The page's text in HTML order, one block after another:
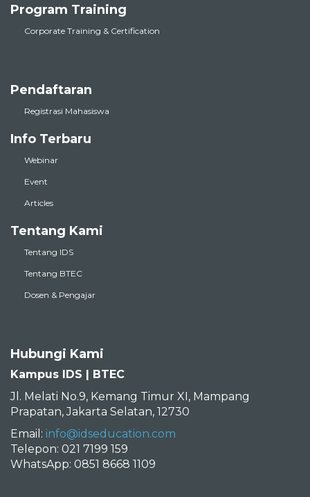
Program Training
Corporate Training & Certification
Pendaftaran
Registrasi Mahasiswa
Info Terbaru
Webinar
Event
Articles
Tentang Kami
Tentang IDS
Tentang BTEC
Dosen & Pengajar
Hubungi Kami
Kampus IDS | BTEC
Jl. Melati No.9, Kemang Timur XI, Mampang
Prapatan, Jakarta Selatan, 12730
Email: info@idseducation.com
Telepon: 021 7199 159
WhatsApp: 0851 8668 1109